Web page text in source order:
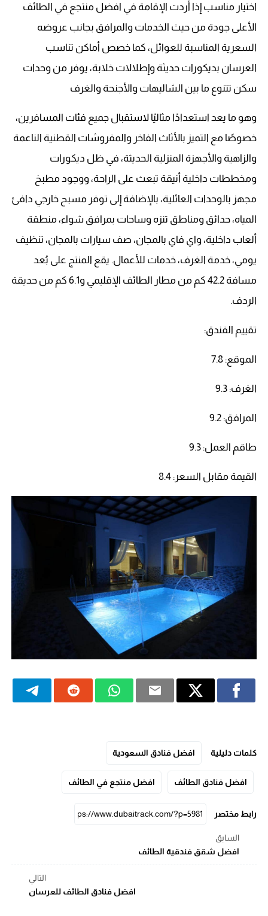
اختيار مناسب إذا أردت الإقامة في افضل منتجع في الطائف
الأعلى جودة من حيث الخدمات والمرافق بجانب عروضه
السعرية المناسبة للعوائل، كما خصص أماكن تناسب
العرسان بديكورات حديثة وإطلالات خلابة، يوفر من وحدات
سكن تتنوع ما بين الشاليهات والأجنحة والغرف
وهو ما يعد استعدادًا مثاليًا لاستقبال جميع فئات المسافرين،
خصوصًا مع التميز بالأثاث الفاخر والمفروشات القطنية الناعمة
والزاهية والأجهزة المنزلية الحديثة، في ظل ديكورات
ومخططات داخلية أنيقة تبعث على الراحة، ووجود مطبخ
مجهز بالوحدات العائلية، بالإضافة إلى توفر مسبح خارجي دافئ
المياه، حدائق ومناطق تنزه وساحات بمرافق شواء، منطقة
ألعاب داخلية، واي فاي بالمجان، صف سيارات بالمجان، تنظيف
يومي، خدمة الغرف، خدمات للأعمال. يقع المنتج على بُعد
مسافة 42.2 كم من مطار الطائف الإقليمي و6.1 كم من حديقة
الردف.
تقييم الفندق:
الموقع: 7.8
الغرف: 9.3
المرافق: 9.2
طاقم العمل: 9.3
القيمة مقابل السعر: 8.4
كلمات دليلية افضل فنادق السعودية
افضل فنادق الطائف افضل منتجع في الطائف
رابط مختصر
السابق
افضل شقق فندقية الطائف
التالي
افضل فنادق الطائف للعرسان